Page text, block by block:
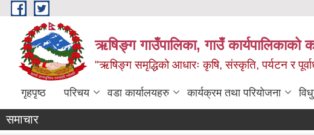
Skip to main content
ऋषिङ्ग गाउँपालिका, गाउँ
"ऋषिङ्ग समृद्धिको आधारः कृषि, संस्कृति, पर्यटन र
गृहपृष्ठ परिचय वडा कार्यालयहरु कार्यक्रम तथा परियोजना
समाचार